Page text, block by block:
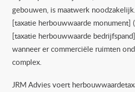
gebouwen, is maatwerk
[taxatie herbouwwaarde monument]
[taxatie herbouwwaarde
wanneer er commerciële ruimten
complex.
JRM Advies voert